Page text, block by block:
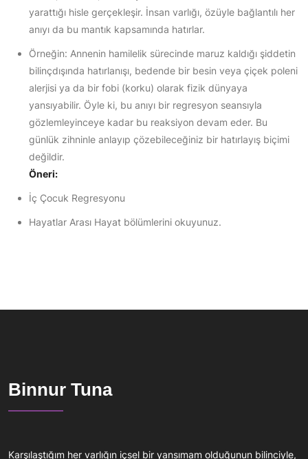
yarattığı hisle gerçekleşir. İnsan varlığı, özüyle bağlantılı her
anıyı da bu mantık kapsamında hatırlar.
Örneğin: Annenin hamilelik sürecinde maruz kaldığı şiddetin
bilinçdışında hatırlanışı, bedende bir besin veya çiçek poleni
alerjisi ya da bir fobi (korku) olarak fizik dünyaya
yansıyabilir. Öyle ki, bu anıyı bir regresyon seansıyla
gözlemleyinceye kadar bu reaksiyon devam eder. Bu
günlük zihninle anlayıp çözebileceğiniz bir hatırlayış biçimi
değildir.
Öneri:
İç Çocuk Regresyonu
Hayatlar Arası Hayat bölümlerini okuyunuz.
Binnur Tuna
Karşılaştığım her varlığın içsel bir yansımam olduğunun bilinciyle,